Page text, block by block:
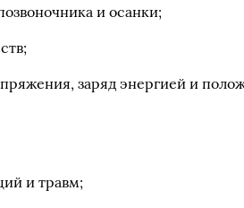
и осанки;
заряд энергией и
и травм;